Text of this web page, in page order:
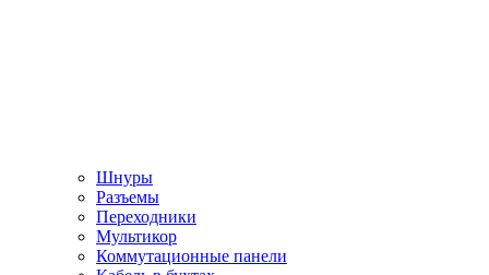
Шнуры
Разъемы
Переходники
Мультикор
Коммутационные панели